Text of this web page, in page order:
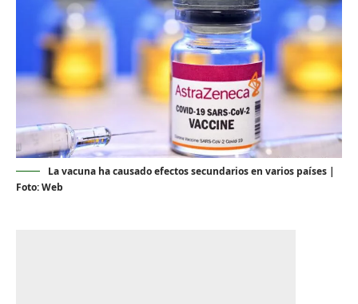
La vacuna ha causado efectos secundarios en varios países |
Foto: Web